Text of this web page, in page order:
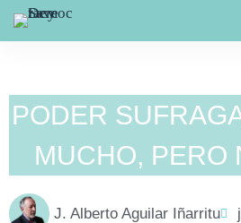
PODER
MUCHO, PERO
J. Alberto Aguilar Iñarritu